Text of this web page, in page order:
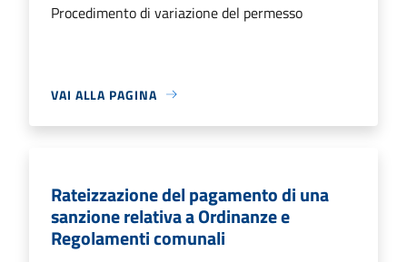
Procedimento di variazione del permesso
VAI ALLA PAGINA
Rateizzazione del pagamento di una
sanzione relativa a Ordinanze e
Regolamenti comunali